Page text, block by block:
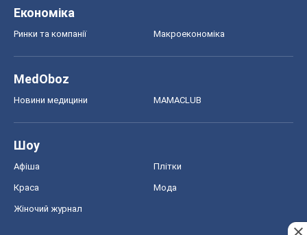
Економіка
Ринки та компанії Макроекономіка
MedOboz
Новини медицини MAMACLUB
Шоу
Афіша Плітки
Краса Мода
Жіночий журнал